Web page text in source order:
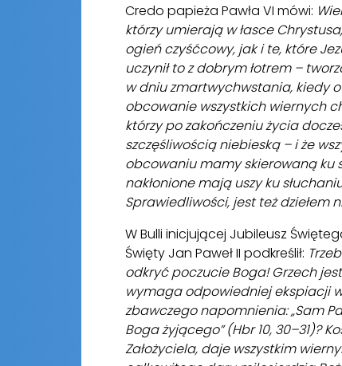
Credo papieża Pawła VI mówi:
którzy umierają w łasce
ogień czyśćcowy, jak i te, które
uczynił to z dobrym łotrem –
w dniu zmartwychwstania, kiedy
obcowanie wszystkich wiernych
którzy po zakończeniu życia
szczęśliwością niebieską – i że
obcowaniu mamy skierowaną ku
nakłonione mają uszy ku
Sprawiedliwości, jest też dziełem
W Bulli inicjującej Jubileusz
Święty Jan Paweł II podkreślił:
odkryć poczucie Boga! Grzech
wymaga odpowiedniej ekspiacji
zbawczego napomnienia: „Sam
Boga żyjącego” (Hbr 10, 30–31)?
Założyciela, daje wszystkim